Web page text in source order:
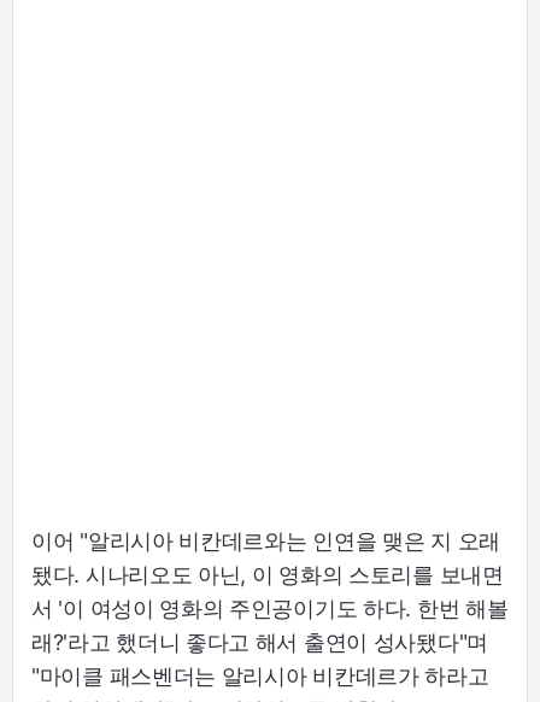
이어 "알리시아 비칸데르와는 인연을 맺은 지 오래
됐다. 시나리오도 아닌, 이 영화의 스토리를 보내면
서 '이 여성이 영화의 주인공이기도 하다. 한번 해볼
래?'라고 했더니 좋다고 해서 출연이 성사됐다"며
"마이클 패스벤더는 알리시아 비칸데르가 하라고